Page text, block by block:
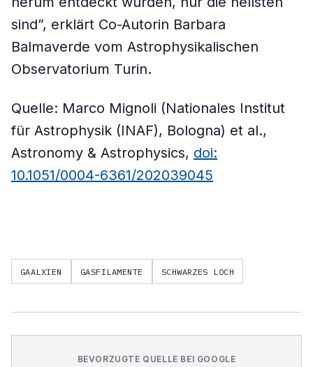
sind”, erklärt Co-Autorin Barbara
Balmaverde vom Astrophysikalischen
Observatorium Turin.
Quelle: Marco Mignoli (Nationales Institut
für Astrophysik (INAF), Bologna) et al.,
Astronomy & Astrophysics, doi:
10.1051/0004-6361/202039045
GAALXIEN GASFILAMENTE SCHWARZES LOCH
BEVORZUGTE QUELLE BEI GOOGLE